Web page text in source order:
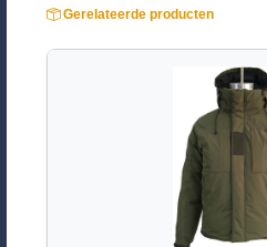
Gerelateerde producten